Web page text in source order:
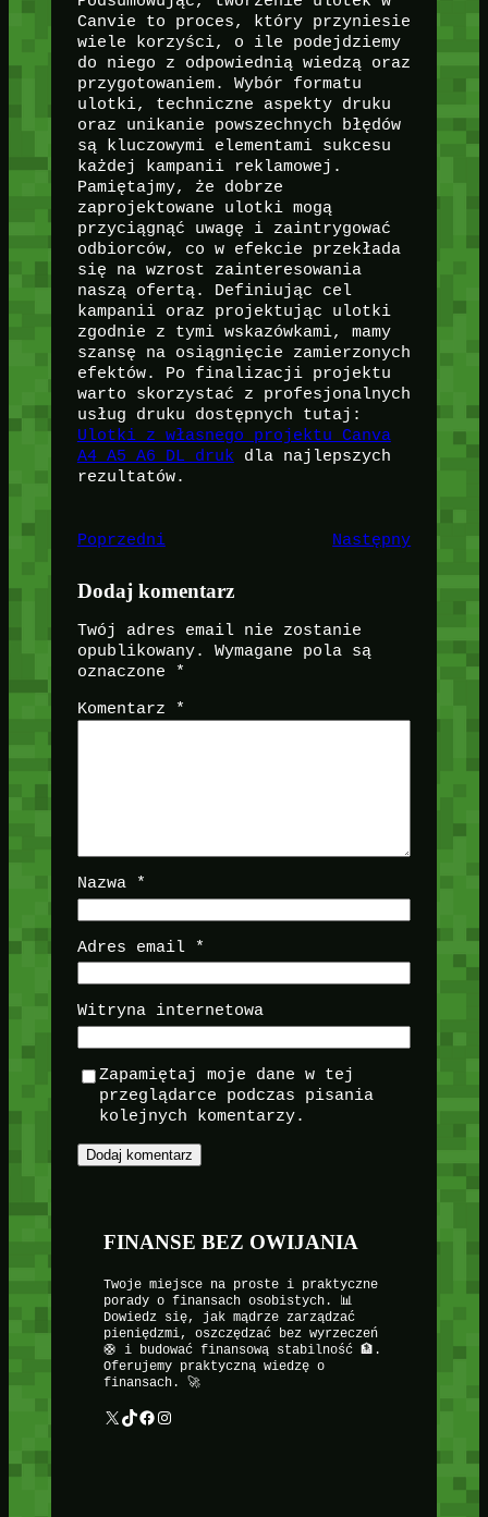
Canvie to proces, który przyniesie
wiele korzyści, o ile podejdziemy
do niego z odpowiednią wiedzą oraz
przygotowaniem. Wybór formatu
ulotki, techniczne aspekty druku
oraz unikanie powszechnych błędów
są kluczowymi elementami sukcesu
każdej kampanii reklamowej.
Pamiętajmy, że dobrze
zaprojektowane ulotki mogą
przyciągnąć uwagę i zaintrygować
odbiorców, co w efekcie przekłada
się na wzrost zainteresowania
naszą ofertą. Definiując cel
kampanii oraz projektując ulotki
zgodnie z tymi wskazówkami, mamy
szansę na osiągnięcie zamierzonych
efektów. Po finalizacji projektu
warto skorzystać z profesjonalnych
usług druku dostępnych tutaj:
Ulotki z własnego projektu Canva
A4 A5 A6 DL druk dla najlepszych
rezultatów.
Poprzedni Następny
Dodaj komentarz
Twój adres email nie zostanie
opublikowany.
Wymagane pola są
oznaczone
*
Komentarz *
Nazwa *
Adres email *
Witryna internetowa
Zapamiętaj moje dane w tej
przeglądarce podczas pisania
kolejnych komentarzy.
FINANSE BEZ OWIJANIA
Twoje miejsce na proste i praktyczne
porady o finansach osobistych. 📊
Dowiedz się, jak mądrze zarządzać
pieniędzmi, oszczędzać bez wyrzeczeń
🛟 i budować finansową stabilność 🏦.
Oferujemy praktyczną wiedzę o
finansach. 🚀
X TikTok Facebook Instagram